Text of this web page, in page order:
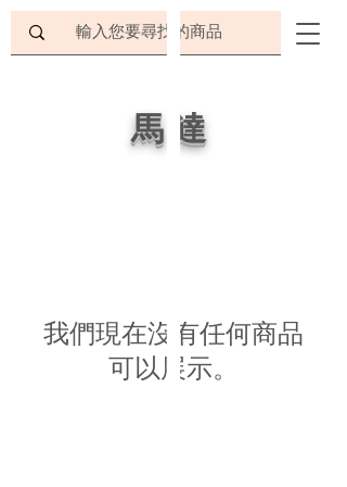
馬達
我們現在沒有任何商品
可以展示。